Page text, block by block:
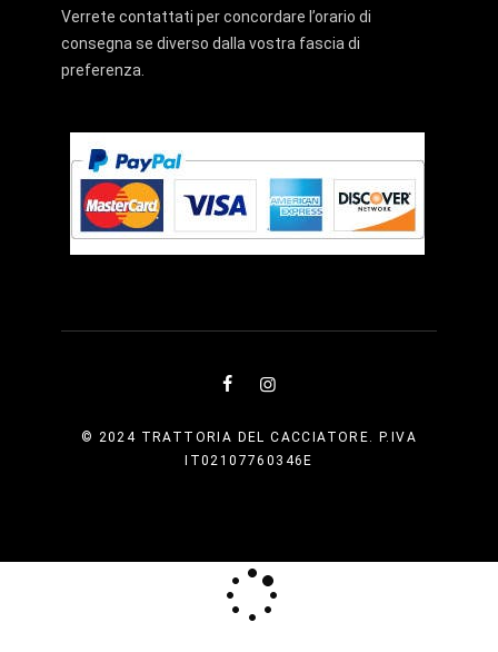
Verrete contattati per concordare l’orario di
consegna se diverso dalla vostra fascia di
preferenza.
© 2024 TRATTORIA DEL CACCIATORE. P.IVA
IT02107760346E